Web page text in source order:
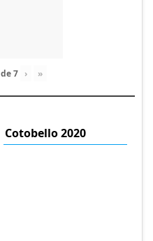
de7 › »
Cotobello 2020